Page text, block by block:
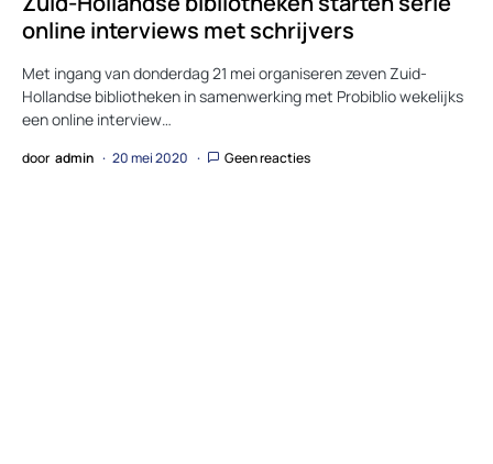
online interviews met schrijvers
Met ingang van donderdag 21 mei organiseren zeven Zuid-
Hollandse bibliotheken in samenwerking met Probiblio wekelijks
een online interview…
door admin 20 mei 2020 Geen reacties